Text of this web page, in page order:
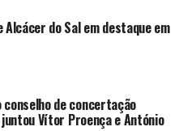
do Sal em destaque em
conselho de concertação
Vítor Proença e António